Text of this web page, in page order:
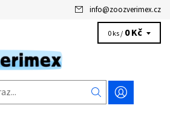
info@zoozverimex.cz
0 ks / 0 Kč